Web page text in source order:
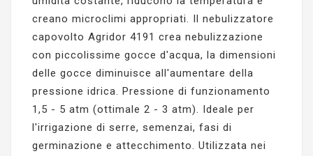
creano microclimi appropriati. Il nebulizzatore
capovolto Agridor 4191 crea nebulizzazione
con piccolissime gocce d'acqua, la dimensioni
delle gocce diminuisce all'aumentare della
pressione idrica. Pressione di funzionamento
1,5 - 5 atm (ottimale 2 - 3 atm). Ideale per
l'irrigazione di serre, semenzai, fasi di
germinazione e attecchimento. Utilizzata nei